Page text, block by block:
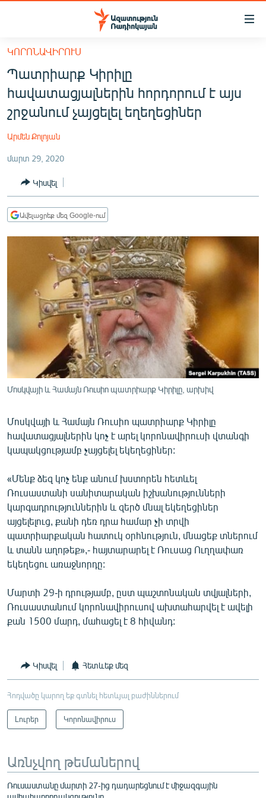
Մատչելիության
հիմնական
բովանդակությանը
Անցնել
հիմնական
մենյուին
ՀԱՅԱՍՏԱՆ
ՔԱՂԱՔԱԿԱՆ
ՏՆՏԵՍՈՒԹՅՈՒՆ
ՂԱՐԱԲԱՂ
ՏԱՐԱԾԱՇՐՋԱՆ
ՄԻՋԱԶԳԱՅԻՆ
ՄՇԱԿՈՒՅԹ
ՍՊՈՐՏ
ՄԵԿՆԱԲԱՆՈՒԹՅՈՒՆ
ՏՏ ԵՒ ԻՆՏԵՐՆԵՏ
ՏԵՍԱՆՅՈՒԹԵՐ
ԲԱՆԱՎԵՃ
ՓՈԴՔԱՍԹ
Հայերեն
English
Русский
ՀԵՏԵՎԵՔ ՄԵԶ
ԿՈՐՈՆԱՎԻՐՈՒՍ
Պատրիարք Կիրիլը
հավատացյալներին հորդորում է այս
շրջանում չայցելել եղեղեցիներ
Արմեն Քոլոյան
մարտ 29, 2020
Կիսվել
Ավելացրեք մեզ Google-ում
Մոսկվայի և Համայն Ռուսիո պատրիարք Կիրիլը, արխիվ
Մոսկվայի և Համայն Ռուսիո պատրիարք Կիրիլը
հավատացյալներին կոչ է արել կորոնավիրուսի վտանգի
կապակցությամբ չայցելել եկեղեցիներ:
«Մենք ձեզ կոչ ենք անում խստորեն հետևել
Ռուսաստանի սանիտարական իշխանությունների
կարգադրություններին և զերծ մնալ եկեղեցիներ
այցելելուց, քանի դեռ դրա համար չի տրվի
պատրիարքական հատուկ օրհնություն, մնացեք տներում
և տանն աղոթեք»,- հայտարարել է Ռուսաց Ուղղափառ
եկեղեցու առաջնորդը:
Մարտի 29-ի դրությամբ, ըստ պաշտոնական տվյալների,
Ռուսաստանում կորոնավիրուսով ախտահարվել է ավելի
քան 1500 մարդ, մահացել է 8 հիվանդ:
Կիսվել Հետևեք մեզ
Հոդվածը կարող եք գտնել հետևյալ բաժիններում
Լուրեր Կորոնավիրուս
Առնչվող թեմաներով
Ռուսաստանը մարտի 27-ից դադարեցնում է միջազգային